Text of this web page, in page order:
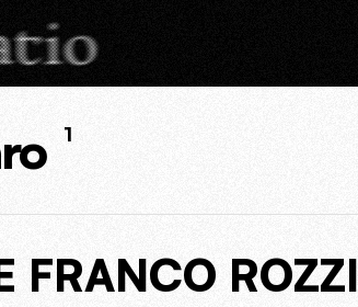
1
FRANCO ROZZI